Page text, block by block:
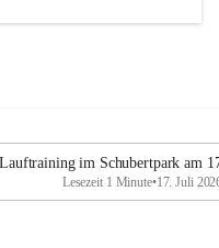
Lauftraining im Schubertpark am
Lesezeit 1 Minute•17. Juli